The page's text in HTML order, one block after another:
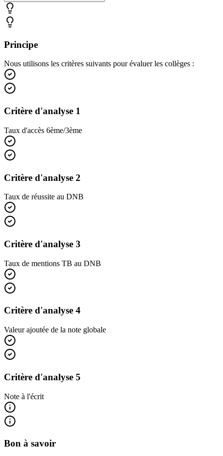
Principe
Nous utilisons les critères suivants pour évaluer les collèges :
Critère d'analyse 1
Taux d'accès 6ème/3ème
Critère d'analyse 2
Taux de réussite au DNB
Critère d'analyse 3
Taux de mentions TB au DNB
Critère d'analyse 4
Valeur ajoutée de la note globale
Critère d'analyse 5
Note à l'écrit
Bon à savoir